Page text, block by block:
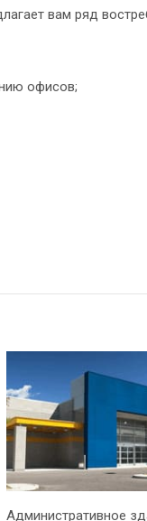
вам ряд
офисов;
Административное